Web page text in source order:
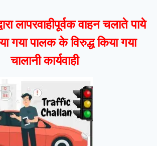
लापरवाहीपूर्वक वाहन चलाते पाये
गया पालक के विरुद्ध किया गया
चालानी कार्यवाही